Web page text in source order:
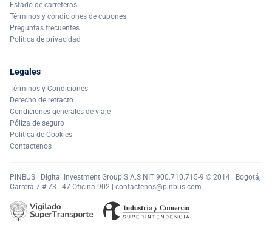
Estado de carreteras
Términos y condiciones de cupones
Preguntas frecuentes
Política de privacidad
Legales
Términos y Condiciones
Derecho de retracto
Condiciones generales de viaje
Póliza de seguro
Política de Cookies
Contactenos
PINBUS | Digital Investment Group S.A.S NIT 900.710.715-9 © 2014 | Bogotá,
Carrera 7 # 73 - 47 Oficina 902 | contactenos@pinbus.com